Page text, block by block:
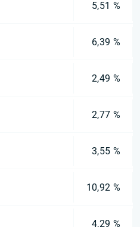
5,51 %
6,39 %
2,49 %
2,77 %
3,55 %
10,92 %
4,29 %